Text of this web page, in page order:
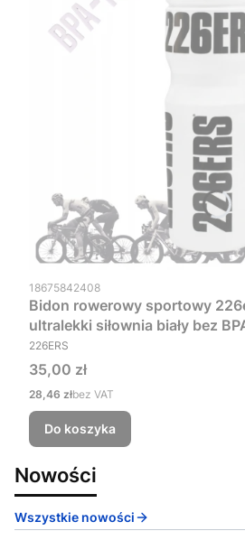
Kod produktu
18675842408
Bidon rowerowy sportowy
ultralekki siłownia biały bez
PRODUCENT
226ERS
Cena
35,00 zł
Cena
28,46 złbez VAT
Do koszyka
Nowości
Wszystkie nowości